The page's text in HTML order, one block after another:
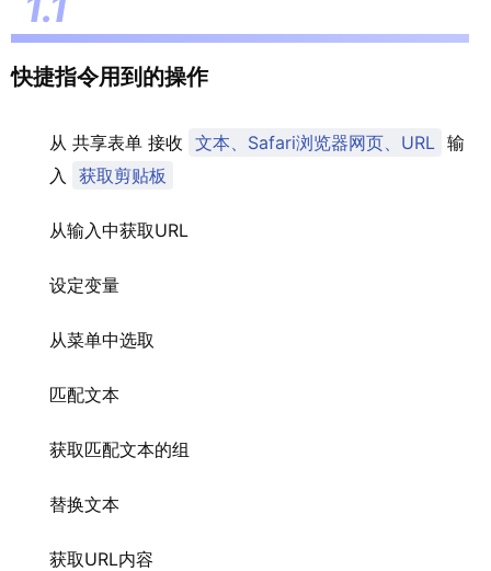
快捷指令用到的操作
从 共享表单 接收 文本、Safari浏览器网页、URL 输
入
获取剪贴板
从输入中获取URL
设定变量
从菜单中选取
匹配文本
获取匹配文本的组
替换文本
获取URL内容